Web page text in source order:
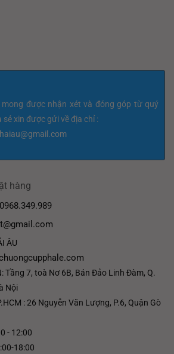
được nhận xét và đóng góp từ quý
xin được gửi về địa chỉ :
hàng
ÂU
Tầng 7, toà Nơ 6B, Bán Đảo Linh Đàm, Q.
Nội
: 26 Nguyễn Văn Lượng, P.6, Quận Gò
- 12:00
18:00